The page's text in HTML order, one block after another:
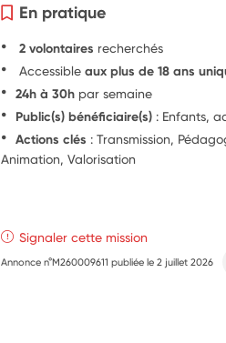
En pratique
2 volontaires recherchés
Accessibleaux plus de 18 ans
24h à 30h par semaine
Public(s) bénéficiaire(s) : Enfants,
Actions clés : Transmission,
Animation, Valorisation
Signaler cette mission
Annonce n°M260009611 publiée le2 juillet 2026